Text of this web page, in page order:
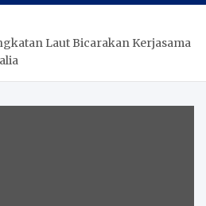
Laut Bicarakan Kerjasama